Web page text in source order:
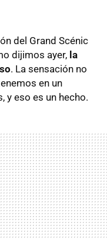
del Grand Scénic
dijimos ayer, la
. La sensación no
en un
y eso es un hecho.